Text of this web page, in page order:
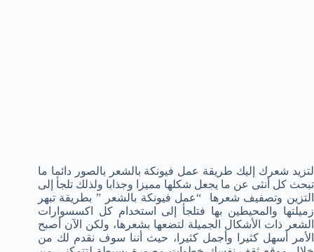
لتزيد شعرك إليك طريقة عمل فيونكة بالشعر بالصور دائما ما
تبحث كل أنثى عن ما يجعل شكلها مميزا وجذابا ولذلك تلجأ إلى
التزين وتصفيف شعرها “عمل فيونكة بالشعر ” بطريقة تبهر
زميلتها والمحيطين بها فتلجأ إلى استخدام كل اكسسوارات
الشعر ذات الأشكال الجميلة لتضعها بشعرها، ولكن الآن أصبح
الأمر أسهل كثيرا وأجمل كثيرا، حيث أننا سوف نقدم لك من